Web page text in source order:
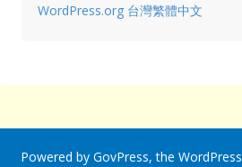
WordPress.org 台灣繁體中文
Powered by GovPress, the WordPress